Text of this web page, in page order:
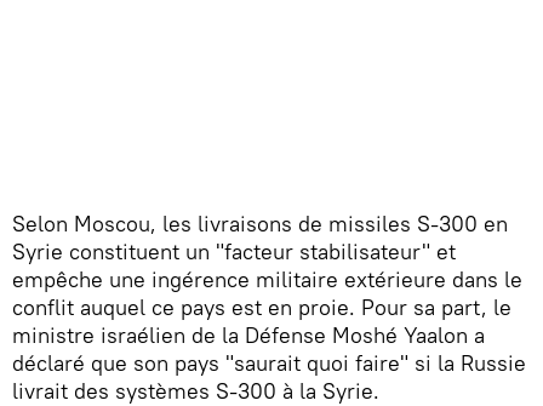
Selon Moscou, les livraisons de missiles S-300 en
Syrie constituent un "facteur stabilisateur" et
empêche une ingérence militaire extérieure dans le
conflit auquel ce pays est en proie. Pour sa part, le
ministre israélien de la Défense Moshé Yaalon a
déclaré que son pays "saurait quoi faire" si la Russie
livrait des systèmes S-300 à la Syrie.